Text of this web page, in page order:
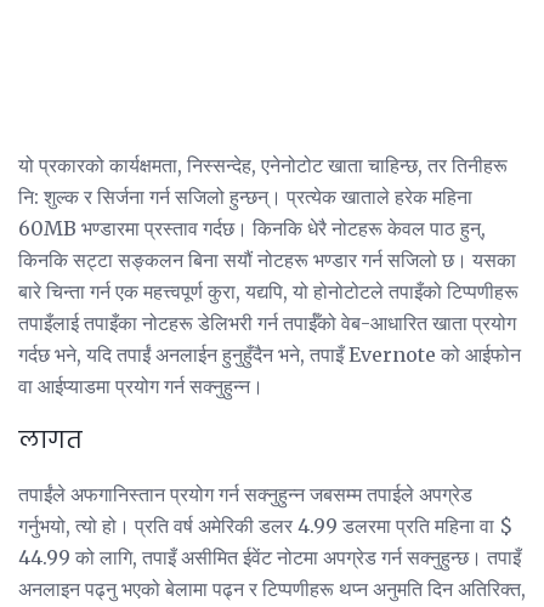
यो प्रकारको कार्यक्षमता, निस्सन्देह, एनेनोटोट खाता चाहिन्छ, तर तिनीहरू
नि: शुल्क र सिर्जना गर्न सजिलो हुन्छन्। प्रत्येक खाताले हरेक महिना
60MB भण्डारमा प्रस्ताव गर्दछ। किनकि धेरै नोटहरू केवल पाठ हुन्,
किनकि सट्टा सङ्कलन बिना सयौं नोटहरू भण्डार गर्न सजिलो छ। यसका
बारे चिन्ता गर्न एक महत्त्वपूर्ण कुरा, यद्यपि, यो होनोटोटले तपाइँको टिप्पणीहरू
तपाइँलाई तपाइँका नोटहरू डेलिभरी गर्न तपाईँको वेब-आधारित खाता प्रयोग
गर्दछ भने, यदि तपाईं अनलाईन हुनुहुँदैन भने, तपाइँ Evernote को आईफोन
वा आईप्याडमा प्रयोग गर्न सक्नुहुन्न।
लागत
तपाईंले अफगानिस्तान प्रयोग गर्न सक्नुहुन्न जबसम्म तपाईले अपग्रेड
गर्नुभयो, त्यो हो। प्रति वर्ष अमेरिकी डलर 4.99 डलरमा प्रति महिना वा $
44.99 को लागि, तपाइँ असीमित ईवेंट नोटमा अपग्रेड गर्न सक्नुहुन्छ। तपाइँ
अनलाइन पढ्नु भएको बेलामा पढ्न र टिप्पणीहरू थप्न अनुमति दिन अतिरिक्त,